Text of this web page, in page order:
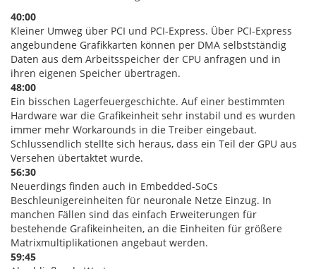
40:00
Kleiner Umweg über PCI und PCI-Express. Über PCI-Express
angebundene Grafikkarten können per DMA selbstständig
Daten aus dem Arbeitsspeicher der CPU anfragen und in
ihren eigenen Speicher übertragen.
48:00
Ein bisschen Lagerfeuergeschichte. Auf einer bestimmten
Hardware war die Grafikeinheit sehr instabil und es wurden
immer mehr Workarounds in die Treiber eingebaut.
Schlussendlich stellte sich heraus, dass ein Teil der GPU aus
Versehen übertaktet wurde.
56:30
Neuerdings finden auch in Embedded-SoCs
Beschleunigereinheiten für neuronale Netze Einzug. In
manchen Fällen sind das einfach Erweiterungen für
bestehende Grafikeinheiten, an die Einheiten für größere
Matrixmultiplikationen angebaut werden.
59:45